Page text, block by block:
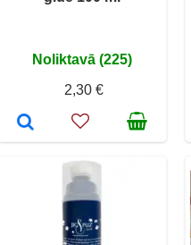
Noliktavā (225)
2,30 €